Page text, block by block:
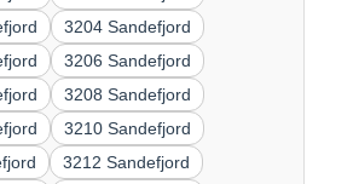
3204 Sandefjord
3206 Sandefjord
3208 Sandefjord
3210 Sandefjord
3212 Sandefjord